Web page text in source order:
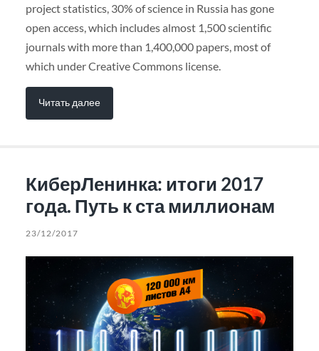
project statistics, 30% of science in Russia has gone
open access, which includes almost 1,500 scientific
journals with more than 1,400,000 papers, most of
which under Creative Commons license.
Читать далее
КиберЛенинка: итоги 2017
года. Путь к ста миллионам
23/12/2017